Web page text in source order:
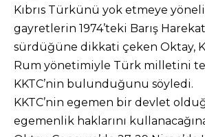
Kıbrıs Türkünü yok etmeye
gayretlerin 1974’teki Barış
sürdüğüne dikkati çeken Oktay,
Rum yönetimiyle Türk milletini
KKTC’nin bulunduğunu söyledi.
KKTC’nin egemen bir devlet
egemenlik haklarını